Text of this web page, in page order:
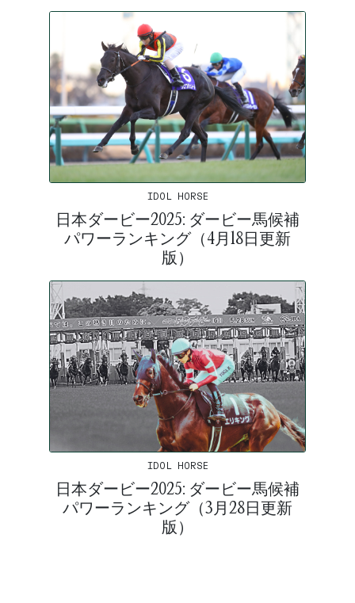
IDOL HORSE
日本ダービー2025: ダービー馬候補
パワーランキング（4月18日更新
版）
IDOL HORSE
日本ダービー2025: ダービー馬候補
パワーランキング（3月28日更新
版）